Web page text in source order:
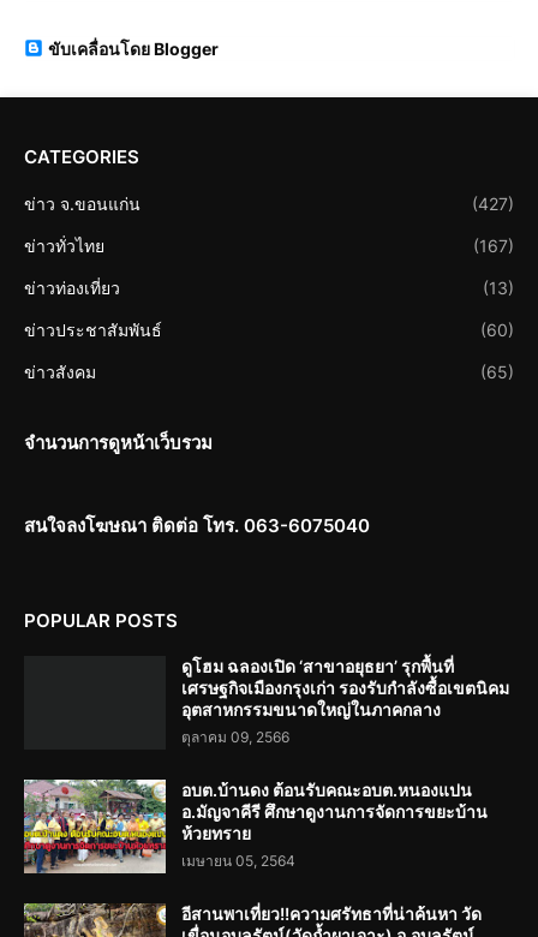
ขับเคลื่อนโดย Blogger
CATEGORIES
ข่าว จ.ขอนแก่น (427)
ข่าวทั่วไทย (167)
ข่าวท่องเที่ยว (13)
ข่าวประชาสัมพันธ์ (60)
ข่าวสังคม (65)
จำนวนการดูหน้าเว็บรวม
สนใจลงโฆษณา ติดต่อ โทร. 063-6075040
POPULAR POSTS
ดูโฮม ฉลองเปิด ‘สาขาอยุธยา’ รุกพื้นที่
เศรษฐกิจเมืองกรุงเก่า รองรับกำลังซื้อเขตนิคม
อุตสาหกรรมขนาดใหญ่ในภาคกลาง
ตุลาคม 09, 2566
อบต.บ้านดง ต้อนรับคณะอบต.หนองแปน
อ.มัญจาคีรี ศึกษาดูงานการจัดการขยะบ้าน
ห้วยทราย
เมษายน 05, 2564
อีสานพาเที่ยว!!ความศรัทธาที่น่าค้นหา วัด